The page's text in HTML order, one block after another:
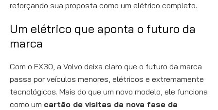
reforçando sua proposta como um elétrico completo.
Um elétrico que aponta o futuro da
marca
Com o EX30, a Volvo deixa claro que o futuro da marca
passa por veículos menores, elétricos e extremamente
tecnológicos. Mais do que um novo modelo, ele funciona
como um cartão de visitas da nova fase da